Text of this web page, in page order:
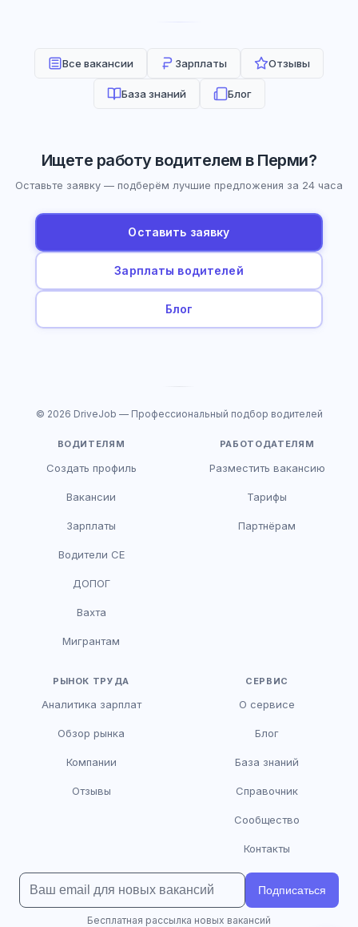
Все вакансии Зарплаты Отзывы
База знаний Блог
Ищете работу водителем в Перми?
Оставьте заявку — подберём лучшие предложения за 24 часа
Оставить заявку
Зарплаты водителей
Блог
© 2026 DriveJob — Профессиональный подбор водителей
ВОДИТЕЛЯМ
Создать профиль
Вакансии
Зарплаты
Водители CE
ДОПОГ
Вахта
Мигрантам
РАБОТОДАТЕЛЯМ
Разместить вакансию
Тарифы
Партнёрам
РЫНОК ТРУДА
Аналитика зарплат
Обзор рынка
Компании
Отзывы
СЕРВИС
О сервисе
Блог
База знаний
Справочник
Сообщество
Контакты
Подписаться
Бесплатная рассылка новых вакансий
HR-консультант
Здравствуйте! Я AI-консультант DriveJob.
помочь?